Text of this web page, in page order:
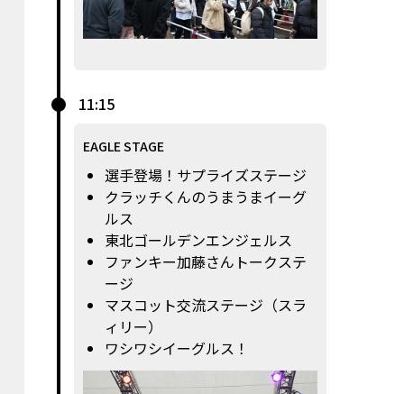
11:15
EAGLE STAGE
選手登場！サプライズステージ
クラッチくんのうまうまイーグ
ルス
東北ゴールデンエンジェルス
ファンキー加藤さんトークステ
ージ
マスコット交流ステージ（スラ
ィリー）
ワシワシイーグルス！